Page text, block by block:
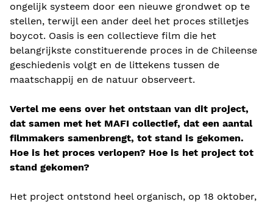
ongelijk systeem door een nieuwe grondwet op te
stellen, terwijl een ander deel het proces stilletjes
boycot. Oasis is een collectieve film die het
belangrijkste constituerende proces in de Chileense
geschiedenis volgt en de littekens tussen de
maatschappij en de natuur observeert.
Vertel me eens over het ontstaan van dit project,
dat samen met het MAFI collectief, dat een aantal
filmmakers samenbrengt, tot stand is gekomen.
Hoe is het proces verlopen? Hoe is het project tot
stand gekomen?
Het project ontstond heel organisch, op 18 oktober,